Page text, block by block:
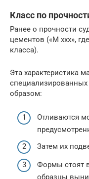
Класс по
Ранее о прочности
цементов («М ххх»,
класса).
Эта характеристика
образом:
Отливаются
Затем их
Формы стоят
образцы